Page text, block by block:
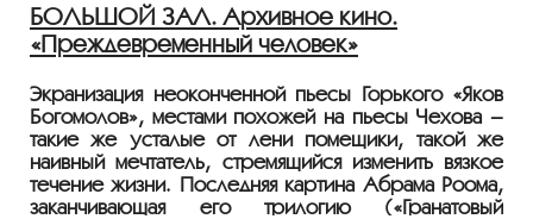
Лента представлена в рамках программы
БОЛЬШОЙ ЗАЛ. Архивное кино.
«Преждевременный человек»
Экранизация неоконченной пьесы Горького «Яков
Богомолов», местами похожей на пьесы Чехова –
такие же усталые от лени помещики, такой же
наивный мечтатель, стремящийся изменить вязкое
течение жизни. Последняя картина Абрама Роома,
заканчивающая его трилогию («Гранатовый